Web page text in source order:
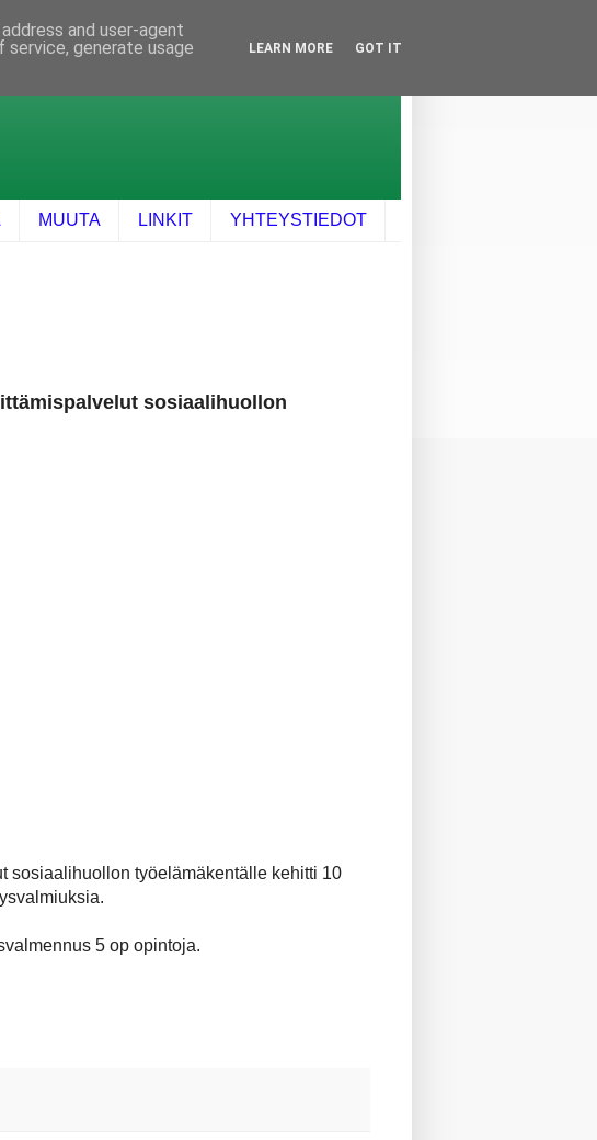
MUUTA LINKIT YHTEYSTIEDOT
sosiaalihuollon
sosiaalihuollon työelämäkentälle kehitti 10
5 op opintoja.
and user-agent
generate usage
LEARN MORE GOT IT